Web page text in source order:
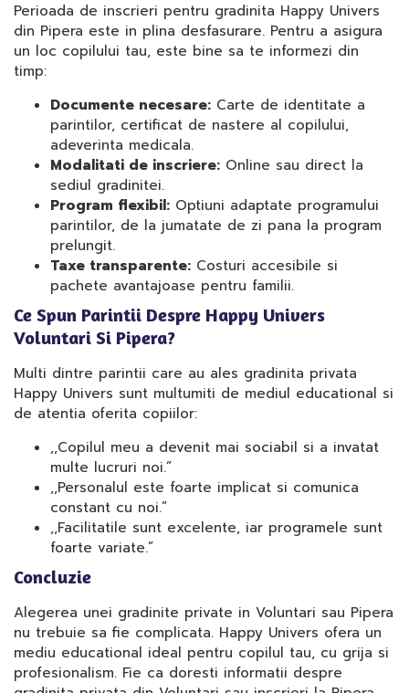
Perioada de inscrieri pentru gradinita Happy Univers
din Pipera este in plina desfasurare. Pentru a asigura
un loc copilului tau, este bine sa te informezi din
timp:
Documente necesare: Carte de identitate a
parintilor, certificat de nastere al copilului,
adeverinta medicala.
Modalitati de inscriere: Online sau direct la
sediul gradinitei.
Program flexibil: Optiuni adaptate programului
parintilor, de la jumatate de zi pana la program
prelungit.
Taxe transparente: Costuri accesibile si
pachete avantajoase pentru familii.
Ce Spun Parintii Despre Happy Univers
Voluntari Si Pipera?
Multi dintre parintii care au ales gradinita privata
Happy Univers sunt multumiti de mediul educational si
de atentia oferita copiilor:
,,Copilul meu a devenit mai sociabil si a invatat
multe lucruri noi.”
,,Personalul este foarte implicat si comunica
constant cu noi.”
,,Facilitatile sunt excelente, iar programele sunt
foarte variate.”
Concluzie
Alegerea unei gradinite private in Voluntari sau Pipera
nu trebuie sa fie complicata. Happy Univers ofera un
mediu educational ideal pentru copilul tau, cu grija si
profesionalism. Fie ca doresti informatii despre